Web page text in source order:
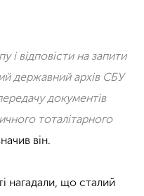
і відповісти на запити
державний архів СБУ
документів
тоталітарного
він.
нагадали, що сталий